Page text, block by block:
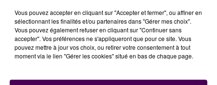
11 juillet 2026
Inscrivez-vous au casting The Voice & The Voice
Kids !
7 août 2026
Vous pouvez accepter en cliquant sur "Accepter et fermer", ou affiner en
sélectionnant les finalités et/ou partenaires dans "Gérer mes choix".
Vous pouvez également refuser en cliquant sur "Continuer sans
accepter". Vos préférences ne s'appliqueront que pour ce site. Vous
pouvez mettre à jour vos choix, ou retirer votre consentement à tout
moment via le lien "Gérer les cookies" situé en bas de chaque page.